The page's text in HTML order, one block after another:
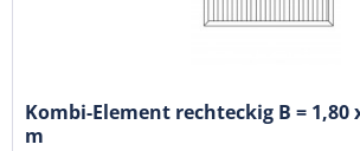
Kombi-Element rechteckig B = 1,80
m